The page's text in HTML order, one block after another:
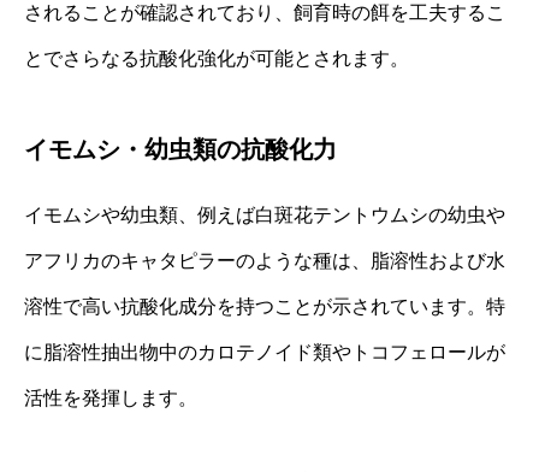
されることが確認されており、飼育時の餌を工夫するこ
とでさらなる抗酸化強化が可能とされます。
イモムシ・幼虫類の抗酸化力
イモムシや幼虫類、例えば白斑花テントウムシの幼虫や
アフリカのキャタピラーのような種は、脂溶性および水
溶性で高い抗酸化成分を持つことが示されています。特
に脂溶性抽出物中のカロテノイド類やトコフェロールが
活性を発揮します。